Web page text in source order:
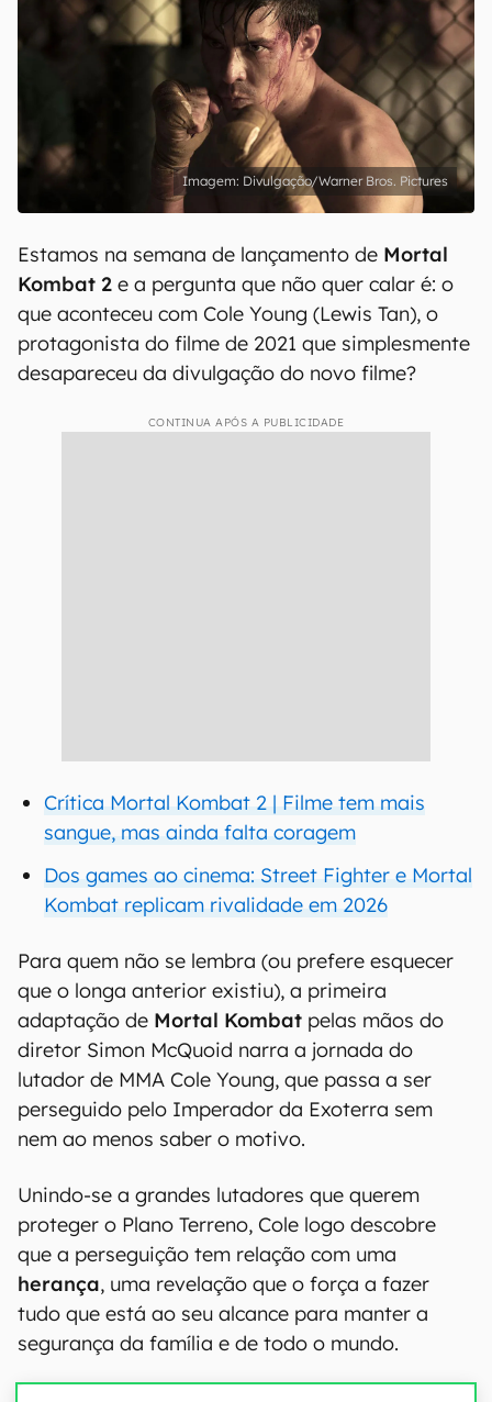
Divulgação/Warner Bros. Pictures
Estamos na semana de lançamento de Mortal
Kombat 2 e a pergunta que não quer calar é: o
que aconteceu com Cole Young (Lewis Tan), o
protagonista do filme de 2021 que simplesmente
desapareceu da divulgação do novo filme?
CONTINUA APÓS A PUBLICIDADE
Crítica Mortal Kombat 2 | Filme tem mais
sangue, mas ainda falta coragem
Dos games ao cinema: Street Fighter e Mortal
Kombat replicam rivalidade em 2026
Para quem não se lembra (ou prefere esquecer
que o longa anterior existiu), a primeira
adaptação de Mortal Kombat pelas mãos do
diretor Simon McQuoid narra a jornada do
lutador de MMA Cole Young, que passa a ser
perseguido pelo Imperador da Exoterra sem
nem ao menos saber o motivo.
Unindo-se a grandes lutadores que querem
proteger o Plano Terreno, Cole logo descobre
que a perseguição tem relação com uma
herança, uma revelação que o força a fazer
tudo que está ao seu alcance para manter a
segurança da família e de todo o mundo.